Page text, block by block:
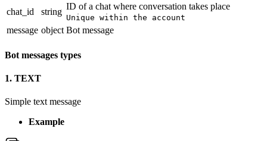
chat_id string
ID of a chat where conversation takes place
Unique within the account
message object Bot message
Bot messages types
1. TEXT
Simple text message
Example